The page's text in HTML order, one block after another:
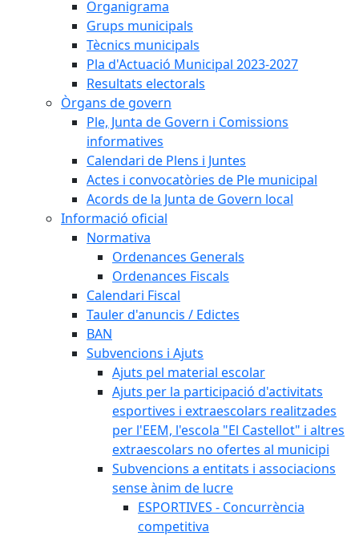
Organigrama
Grups municipals
Tècnics municipals
Pla d'Actuació Municipal 2023-2027
Resultats electorals
Òrgans de govern
Ple, Junta de Govern i Comissions
informatives
Calendari de Plens i Juntes
Actes i convocatòries de Ple municipal
Acords de la Junta de Govern local
Informació oficial
Normativa
Ordenances Generals
Ordenances Fiscals
Calendari Fiscal
Tauler d'anuncis / Edictes
BAN
Subvencions i Ajuts
Ajuts pel material escolar
Ajuts per la participació d'activitats
esportives i extraescolars realitzades
per l'EEM, l'escola "El Castellot" i altres
extraescolars no ofertes al municipi
Subvencions a entitats i associacions
sense ànim de lucre
ESPORTIVES - Concurrència
competitiva